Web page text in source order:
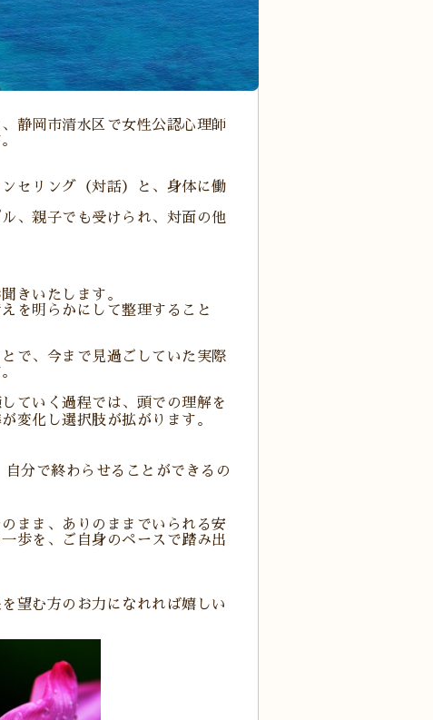
静岡市清水区で女性公認心理師
セリング（対話）と、身体に働
、親子でも受けられ、対面の他
きいたします。
を明らかにして整理すること
で、今まで見過ごしていた実際
ていく過程では、頭での理解を
変化し選択肢が拡がります。
分で終わらせることができるの
まま、ありのままでいられる安
歩を、ご自身のペースで踏み出
望む方のお力になれれば嬉しい